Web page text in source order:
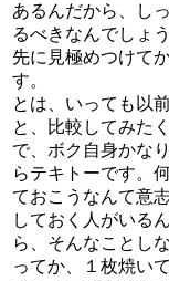
あるんだから、し
るべきなんでしょ
先に見極めつけて
す。
とは、いっても以
と、比較してみた
で、ボク自身かな
らテキトーです。
ておこうなんて意
しておく人がいる
ら、そんなことし
ってか、１枚焼い